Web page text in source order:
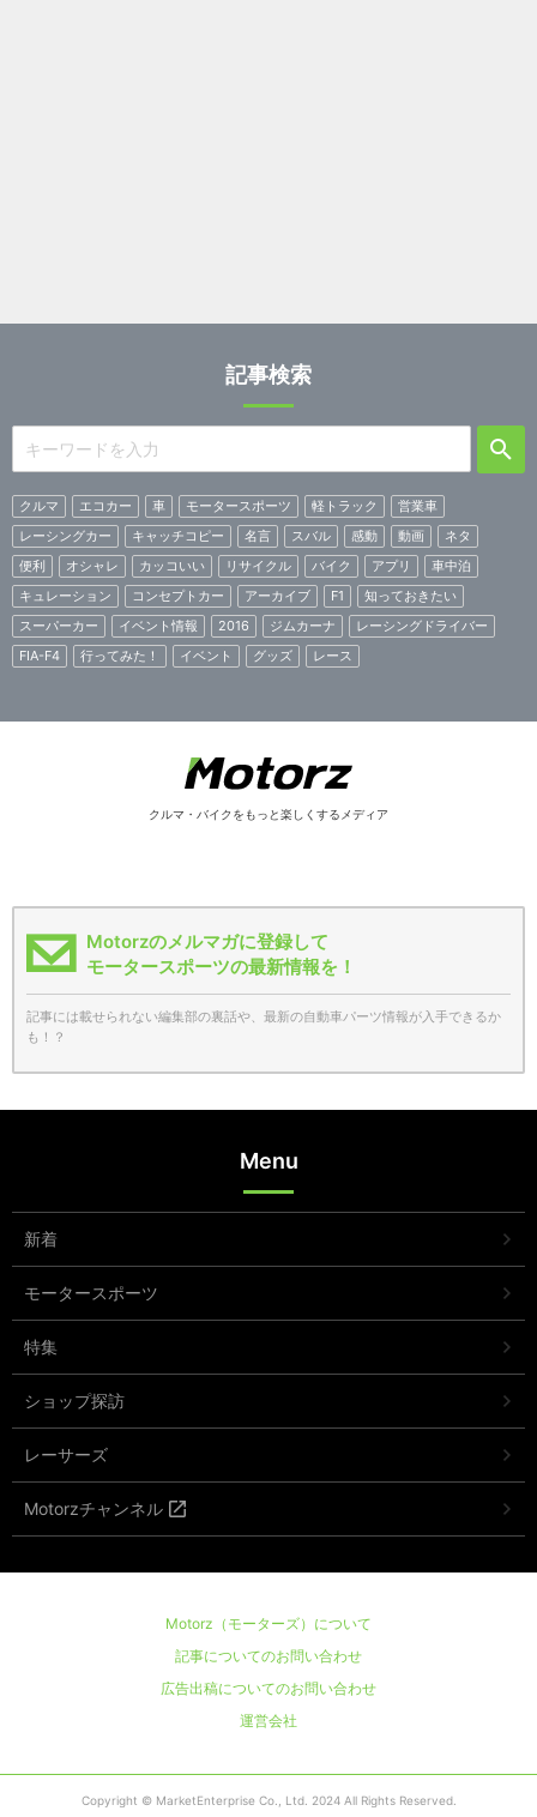
記事検索
クルマ エコカー 車 モータースポーツ 軽トラック
営業車
レーシングカー
キャッチコピー 名言 スバル 感動 動画
ネタ
便利
オシャレ カッコいい リサイクル バイク アプリ
車中泊
キュレーション
コンセプトカー アーカイブ F1
知っておきたい
スーパーカー
イベント情報 2016 ジムカーナ
レーシングドライバー
FIA-F4
行ってみた！ イベント グッズ レース
クルマ・バイクをもっと楽しくするメディア
Motorzのメルマガに登録して
モータースポーツの最新情報を！
記事には載せられない編集部の裏話や、最新の自動車パーツ情報が入手できるか
も！？
Menu
新着
モータースポーツ
特集
ショップ探訪
レーサーズ
Motorzチャンネル
Motorz（モーターズ）について
記事についてのお問い合わせ
広告出稿についてのお問い合わせ
運営会社
Copyright © MarketEnterprise Co., Ltd. 2024 All Rights Reserved.